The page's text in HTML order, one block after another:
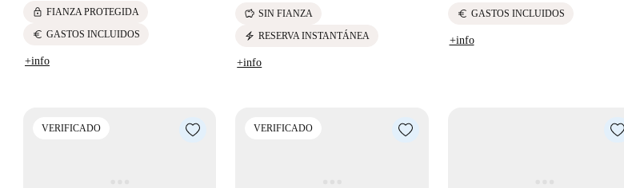
lock FIANZA PROTEGIDA
euro GASTOS INCLUIDOS
+info
savings SIN FIANZA
electric_bolt RESERVA INSTANTÁNEA
+info
euro GASTOS INCLUIDOS
+info
VERIFICADO VERIFICADO